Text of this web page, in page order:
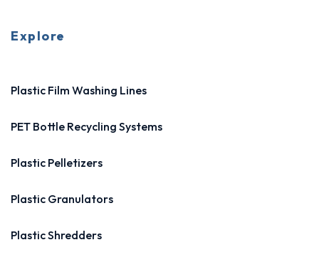
Explore
Plastic Film Washing Lines
PET Bottle Recycling Systems
Plastic Pelletizers
Plastic Granulators
Plastic Shredders